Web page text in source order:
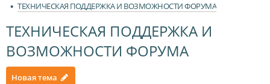
ТЕХНИЧЕСКАЯ ПОДДЕРЖКА И ВОЗМОЖНОСТИ ФОРУМА
ТЕХНИЧЕСКАЯ ПОДДЕРЖКА И
ВОЗМОЖНОСТИ ФОРУМА
Новая тема